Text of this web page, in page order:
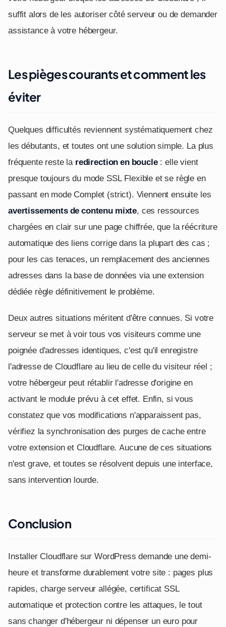
suffit alors de les autoriser côté serveur ou de demander
assistance à votre hébergeur.
Les pièges courants et comment les
éviter
Quelques difficultés reviennent systématiquement chez
les débutants, et toutes ont une solution simple. La plus
fréquente reste la redirection en boucle: elle vient
presque toujours du mode SSL Flexible et se règle en
passant en mode Complet (strict). Viennent ensuite les
avertissements de contenu mixte, ces ressources
chargées en clair sur une page chiffrée, que la réécriture
automatique des liens corrige dans la plupart des cas ;
pour les cas tenaces, un remplacement des anciennes
adresses dans la base de données via une extension
dédiée règle définitivement le problème.
Deux autres situations méritent d'être connues. Si votre
serveur se met à voir tous vos visiteurs comme une
poignée d'adresses identiques, c'est qu'il enregistre
l'adresse de Cloudflare au lieu de celle du visiteur réel ;
votre hébergeur peut rétablir l'adresse d'origine en
activant le module prévu à cet effet. Enfin, si vous
constatez que vos modifications n'apparaissent pas,
vérifiez la synchronisation des purges de cache entre
votre extension et Cloudflare. Aucune de ces situations
n'est grave, et toutes se résolvent depuis une interface,
sans intervention lourde.
Conclusion
Installer Cloudflare sur WordPress demande une demi-
heure et transforme durablement votre site : pages plus
rapides, charge serveur allégée, certificat SSL
automatique et protection contre les attaques, le tout
sans changer d'hébergeur ni dépenser un euro pour